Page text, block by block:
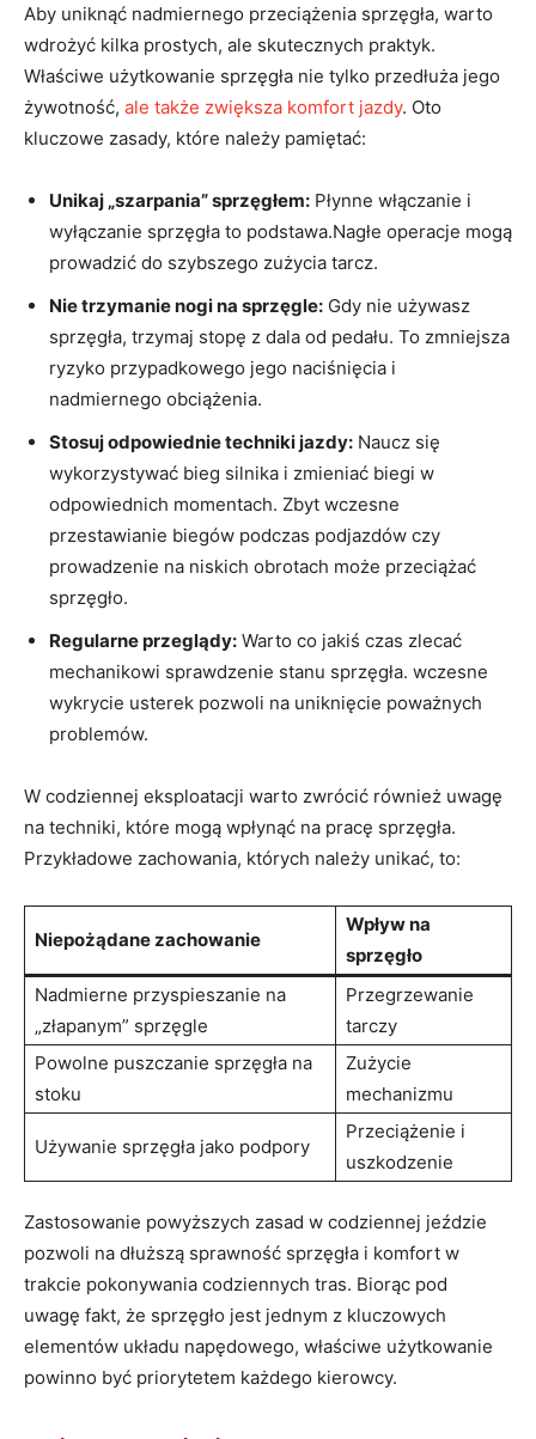
Aby​ uniknąć ⁢nadmiernego przeciążenia sprzęgła, warto
wdrożyć kilka ⁤prostych, ale‍ skutecznych praktyk.
Właściwe ⁣użytkowanie sprzęgła nie tylko przedłuża​ jego‌
żywotność, ale także zwiększa komfort jazdy.​ Oto
⁣kluczowe zasady, które należy pamiętać:
Unikaj⁢ „szarpania” sprzęgłem: Płynne włączanie i
wyłączanie‍ sprzęgła to⁣ podstawa.Nagłe operacje mogą
prowadzić do szybszego zużycia tarcz.
Nie trzymanie nogi na sprzęgle: Gdy nie używasz
sprzęgła, ⁤trzymaj stopę z‍ dala od pedału. ‌To zmniejsza
⁤ryzyko⁣ przypadkowego⁢ jego naciśnięcia i
nadmiernego obciążenia.
Stosuj⁢ odpowiednie ⁢techniki ⁤jazdy: Naucz się
wykorzystywać bieg silnika i zmieniać biegi w
odpowiednich momentach. Zbyt wczesne
przestawianie biegów podczas podjazdów czy ​
prowadzenie na niskich‌ obrotach‍ może przeciążać
sprzęgło.
Regularne​ przeglądy: Warto co jakiś czas‍ zlecać
mechanikowi sprawdzenie stanu sprzęgła.⁣ wczesne
wykrycie usterek pozwoli na uniknięcie poważnych
problemów.
W codziennej eksploatacji warto​ zwrócić również uwagę
na techniki, które mogą wpłynąć na pracę sprzęgła.
⁢Przykładowe zachowania, ⁢których należy unikać, to:
Niepożądane zachowanie
Wpływ na
sprzęgło
Nadmierne‍ przyspieszanie na
„złapanym” sprzęgle
Przegrzewanie​
tarczy
Powolne puszczanie sprzęgła‌ na
stoku
Zużycie
mechanizmu
Używanie sprzęgła jako podpory
Przeciążenie i
uszkodzenie
Zastosowanie powyższych zasad ⁢w⁢ codziennej jeździe
pozwoli‍ na⁣ dłuższą sprawność sprzęgła i komfort w
‍trakcie pokonywania codziennych tras. Biorąc pod
uwagę fakt, ‌że ​sprzęgło jest jednym z ‍kluczowych
elementów ​układu napędowego, ​właściwe użytkowanie
powinno być priorytetem każdego⁤ kierowcy.